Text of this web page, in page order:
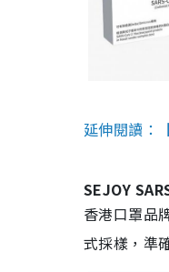
延伸閱讀：
SEJOY
香港口罩品
式採樣，準